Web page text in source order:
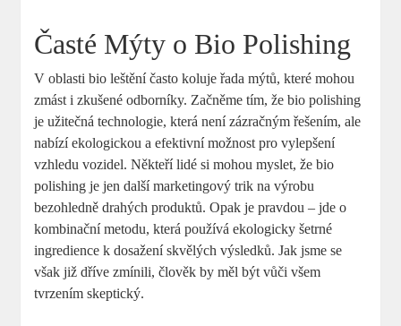
Časté Mýty o Bio Polishing
V oblasti bio leštění často koluje řada mýtů, které mohou
zmást i zkušené odborníky. Začněme tím, že bio polishing
je užitečná technologie, která není zázračným řešením, ale
nabízí ekologickou a efektivní možnost pro vylepšení
vzhledu vozidel. Někteří lidé si mohou myslet, že bio
polishing je jen další marketingový trik na výrobu
bezohledně drahých produktů. Opak je pravdou – jde o
kombinační metodu, která používá ekologicky šetrné
ingredience k dosažení skvělých výsledků. Jak jsme se
však již dříve zmínili, člověk by měl být vůči všem
tvrzením skeptický.